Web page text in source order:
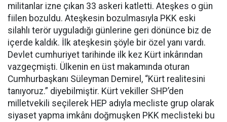
militanlar izne çıkan 33 askeri katletti. Ateşkes o gün
fiilen bozuldu. Ateşkesin bozulmasıyla PKK eski
silahlı terör uyguladığı günlerine geri dönünce biz de
içerde kaldık. İlk ateşkesin şöyle bir özel yanı vardı.
Devlet cumhuriyet tarihinde ilk kez Kürt inkârından
vazgeçmişti. Ülkenin en üst makamında oturan
Cumhurbaşkanı Süleyman Demirel, “Kürt realitesini
tanıyoruz.” diyebilmiştir. Kürt vekiller SHP’den
milletvekili seçilerek HEP adıyla mecliste grup olarak
siyaset yapma imkânı doğmuşken PKK meclisteki bu